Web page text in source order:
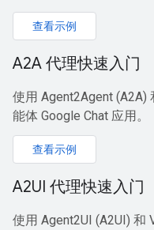
查看示例
A2A 代理快速入门
使用 Agent2Agent (A2A)
能体 Google Chat 应用。
查看示例
A2UI 代理快速入门
使用 Agent2UI (A2UI) 和